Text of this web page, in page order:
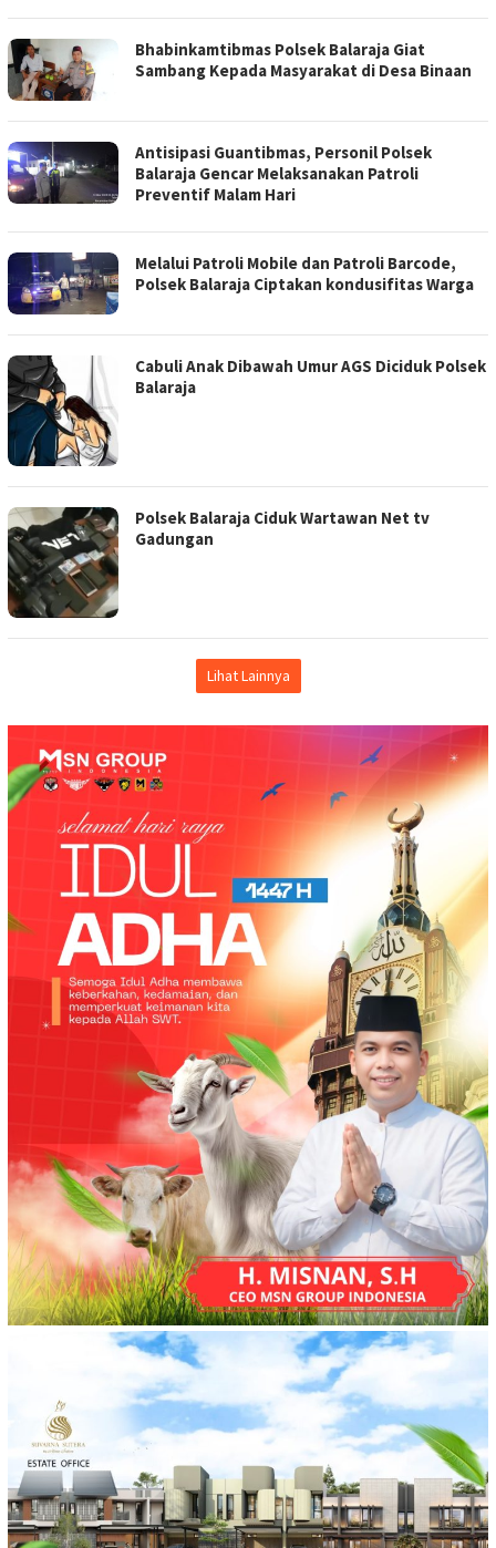
Bhabinkamtibmas Polsek Balaraja Giat
Sambang Kepada Masyarakat di Desa Binaan
Antisipasi Guantibmas, Personil Polsek
Balaraja Gencar Melaksanakan Patroli
Preventif Malam Hari
Melalui Patroli Mobile dan Patroli Barcode,
Polsek Balaraja Ciptakan kondusifitas Warga
Cabuli Anak Dibawah Umur AGS Diciduk Polsek
Balaraja
Polsek Balaraja Ciduk Wartawan Net tv
Gadungan
Lihat Lainnya